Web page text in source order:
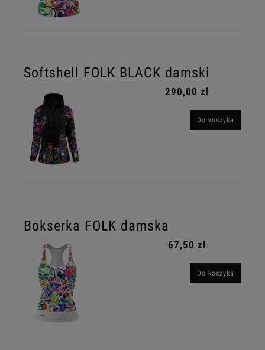
Softshell FOLK BLACK damski
290,00 zł
Do koszyka
Bokserka FOLK damska
67,50 zł
Do koszyka